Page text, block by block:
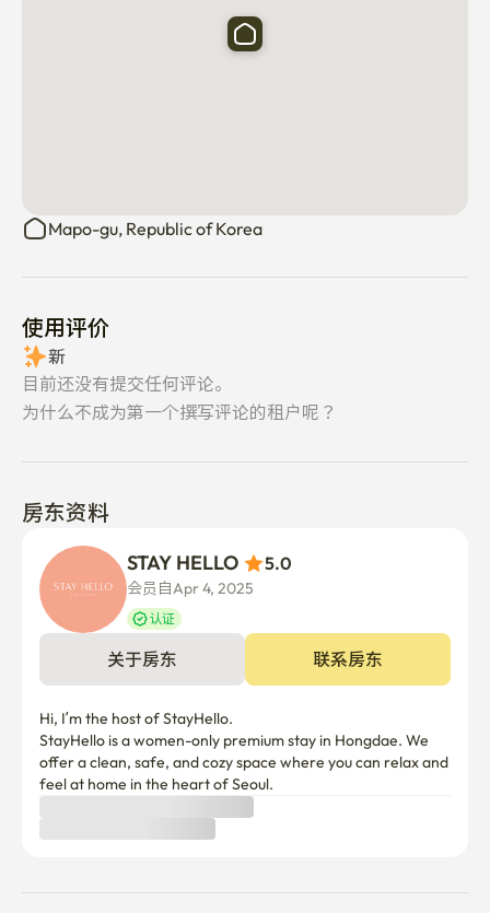
停留问候是一个共享的生活环境，因此我们恳请所有居民
🔸 禁止未经授权的访客
未经管理人员事先批准，严格禁止非居民进入。
请自带洗漱用品和个人必需品。
🔸 室内禁止吸烟
大楼内严格禁止吸烟，包括电子烟。
任何引起他人噪音或不便的行为都可能导致立即被驱逐。
🔸 可选床上用品
除非提前要求，否则不提供床上用品。 如需预订，请在预
订时提出请求。
🔸 损害责任
请注意，房间内任何家具、电器或物品的损坏或破损都可
能导致赔偿费用。
✨ 如需索取床上用品，请在支付过程中务必选择。✨
Mapo-gu, Republic of Korea
使用评价
新
目前还没有提交任何评论。
为什么不成为第一个撰写评论的租户呢？
房东资料
5.0
会员自Apr 4, 2025
认证
关于房东 联系房东
Hi, I’m the host of StayHello.
StayHello is a women-only premium stay in Hongdae. We
offer a clean, safe, and cozy space where you can relax and
住宿须知